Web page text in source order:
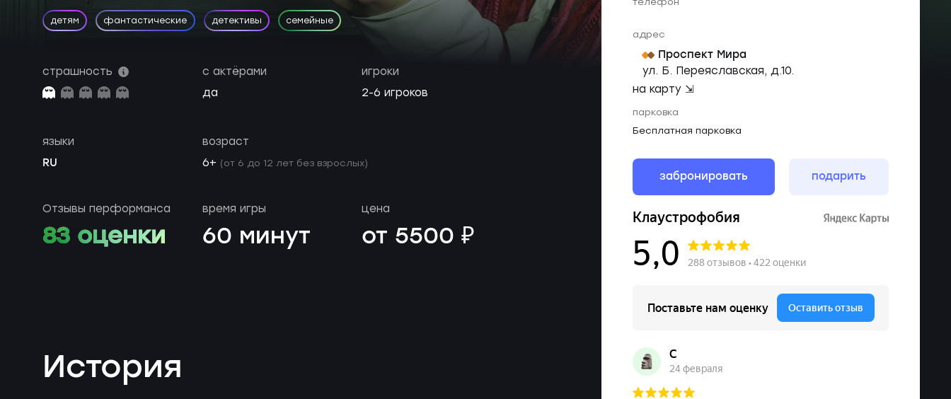
детям фантастические детективы семейные
адрес
Проспект Мира
ул. Б. Переяславская, д.10.
на карту ⇲
парковка
Бесплатная парковка
забронировать подарить
страшность
с актёрами
да
игроки
2-6 игроков
языки
RU
возраст
6+ (от 6 до 12 лет без взрослых)
Отзывы перформанса
83 оценки
время игры
60 минут
цена
от 5500 ₽
История